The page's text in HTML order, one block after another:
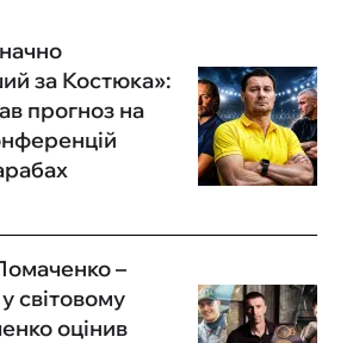
за Костюка»:
прогноз на
–
світовому
оцінив